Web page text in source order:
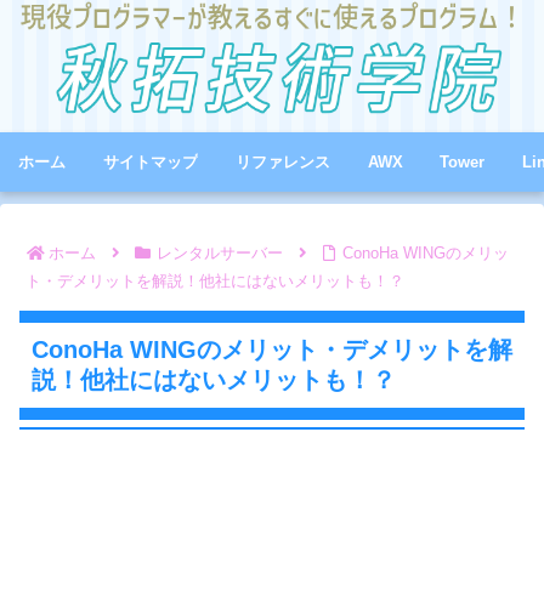
ホーム サイトマップ リファレンス AWX Tower
ホーム レンタルサーバー
ConoHa WINGのメリッ
ト・デメリットを解説！他社にはないメリットも！？
ConoHa WINGのメリット・デメリットを解
説！他社にはないメリットも！？